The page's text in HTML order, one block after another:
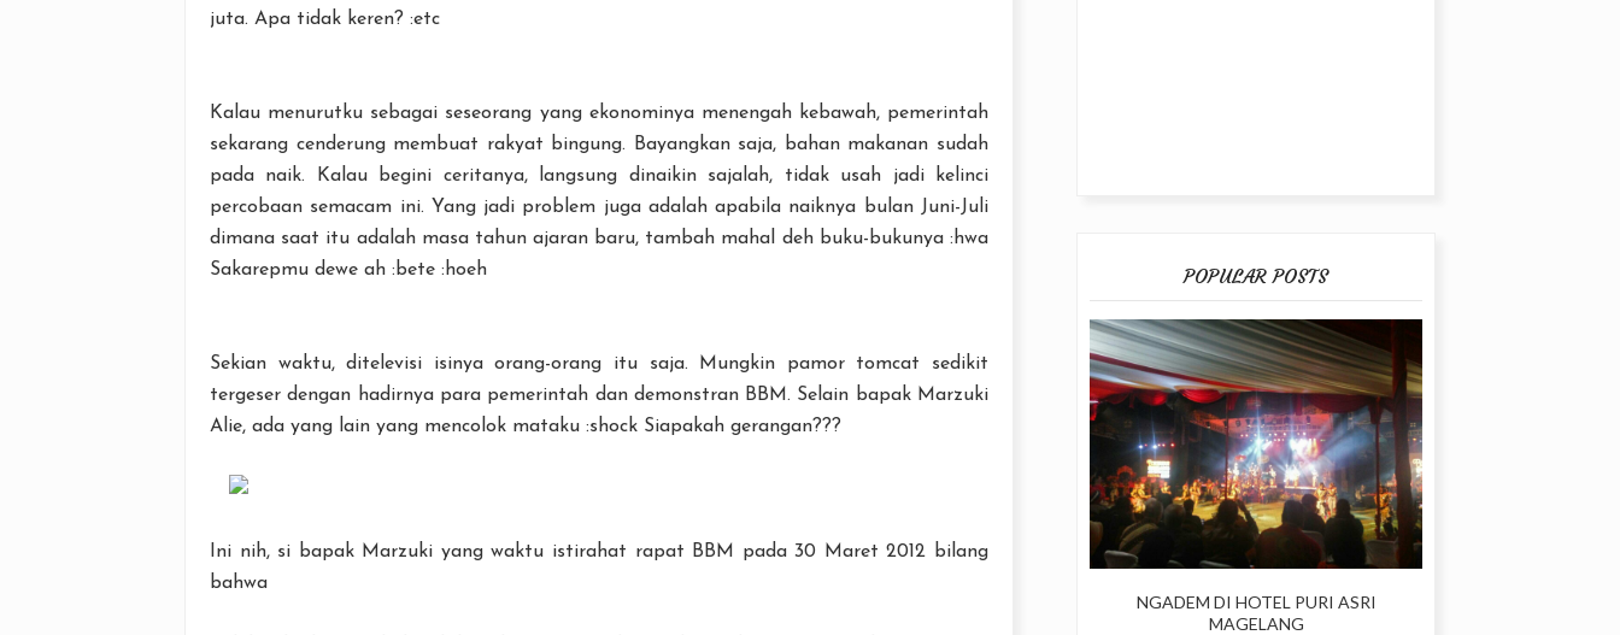
juta. Apa tidak keren? :etc
Kalau menurutku sebagai seseorang yang ekonominya menengah kebawah, pemerintah
sekarang cenderung membuat rakyat bingung. Bayangkan saja, bahan makanan sudah
pada naik. Kalau begini ceritanya, langsung dinaikin sajalah, tidak usah jadi kelinci
percobaan semacam ini. Yang jadi problem juga adalah apabila naiknya bulan Juni-Juli
dimana saat itu adalah masa tahun ajaran baru, tambah mahal deh buku-bukunya :hwa
Sakarepmu dewe ah :bete :hoeh
Sekian waktu, ditelevisi isinya orang-orang itu saja. Mungkin pamor tomcat sedikit
tergeser dengan hadirnya para pemerintah dan demonstran BBM. Selain bapak Marzuki
Alie, ada yang lain yang mencolok mataku :shock Siapakah gerangan???
Ini nih, si bapak Marzuki yang waktu istirahat rapat BBM pada 30 Maret 2012 bilang
bahwa
POPULAR POSTS
NGADEM DI HOTEL PURI ASRI
MAGELANG